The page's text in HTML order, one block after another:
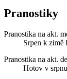
Pranostiky
Pranostika na akt.
Srpen k zimě
Pranostika na akt.
Hotov v